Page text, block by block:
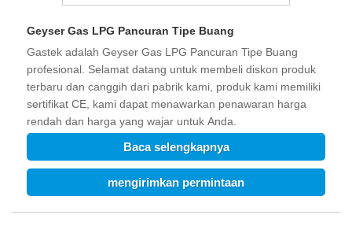
Geyser Gas LPG Pancuran Tipe Buang
Gastek adalah Geyser Gas LPG Pancuran Tipe Buang
profesional. Selamat datang untuk membeli diskon produk
terbaru dan canggih dari pabrik kami, produk kami memiliki
sertifikat CE, kami dapat menawarkan penawaran harga
rendah dan harga yang wajar untuk Anda.
Baca selengkapnya
mengirimkan permintaan